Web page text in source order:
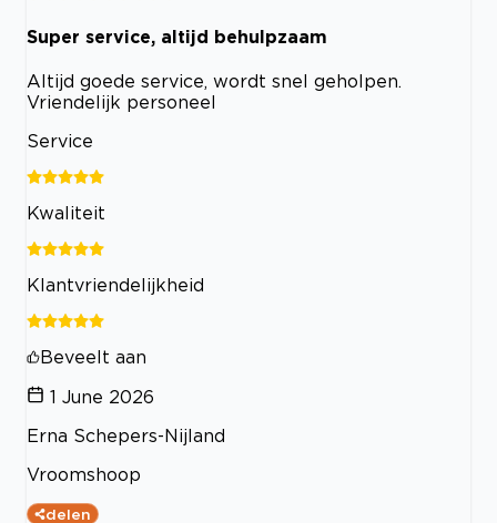
Super service, altijd behulpzaam
Altijd goede service, wordt snel geholpen.
Vriendelijk personeel
Service
Kwaliteit
Klantvriendelijkheid
Beveelt aan
1 June 2026
Erna Schepers-Nijland
Vroomshoop
delen